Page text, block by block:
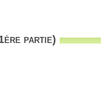
partie)